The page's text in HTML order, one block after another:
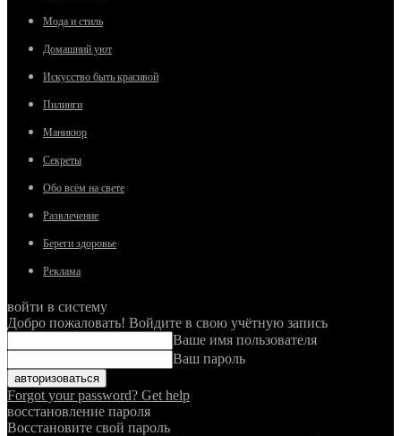
Мода и стиль
Домашний уют
Искусство быть красивой
Пилинги
Маникюр
Секреты
Обо всём на свете
Развлечение
Береги здоровье
Реклама
войти в систему
Добро пожаловать! Войдите в свою учётную запись
Ваше имя пользователя
Ваш пароль
Forgot your password? Get help
восстановление пароля
Восстановите свой пароль